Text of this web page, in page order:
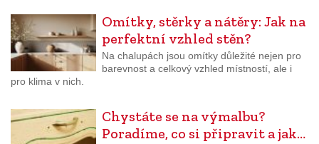
Omítky, stěrky a nátěry: Jak na
perfektní vzhled stěn?
Na chalupách jsou omítky důležité nejen pro
barevnost a celkový vzhled místností, ale i
pro klima v nich.
Chystáte se na výmalbu?
Poradíme, co si připravit a jak…